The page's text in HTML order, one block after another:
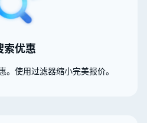
索优惠
。使用过滤器缩小完美报价。